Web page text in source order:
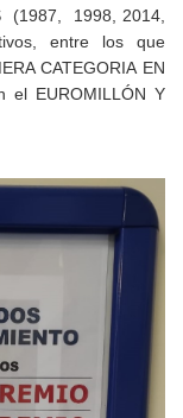
(1987, 1998, 2014,
entre los que
CATEGORIA EN
el EUROMILLÓNY